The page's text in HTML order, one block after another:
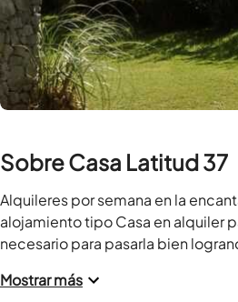
Sobre Casa Latitud 37
Alquileres por semana en la
alojamiento tipo Casa en alquiler
necesario para pasarla bien
Mostrar más